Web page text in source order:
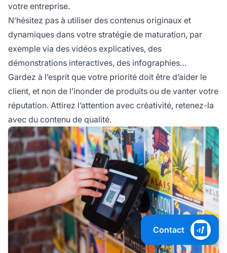
votre entreprise.
N’hésitez pas à utiliser des contenus originaux et
dynamiques dans votre stratégie de maturation, par
exemple via des vidéos explicatives, des
démonstrations interactives, des infographies…
Gardez à l’esprit que votre priorité doit être d’aider le
client, et non de l’inonder de produits ou de vanter votre
réputation. Attirez l’attention avec créativité, retenez-la
avec du contenu de qualité.
Contact